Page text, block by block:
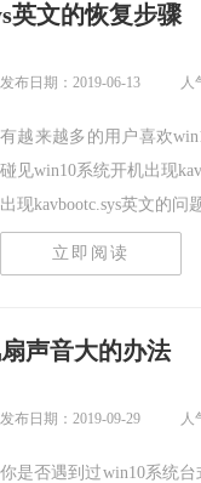
英文的恢复步骤
发布日期：2019-06-13 人
有越来越多的用户喜欢
碰见win10系统开机出现
出现kavbootc.sys英文的问
立即阅读
声音大的办法
发布日期：2019-09-29 人
你是否遇到过win10系统